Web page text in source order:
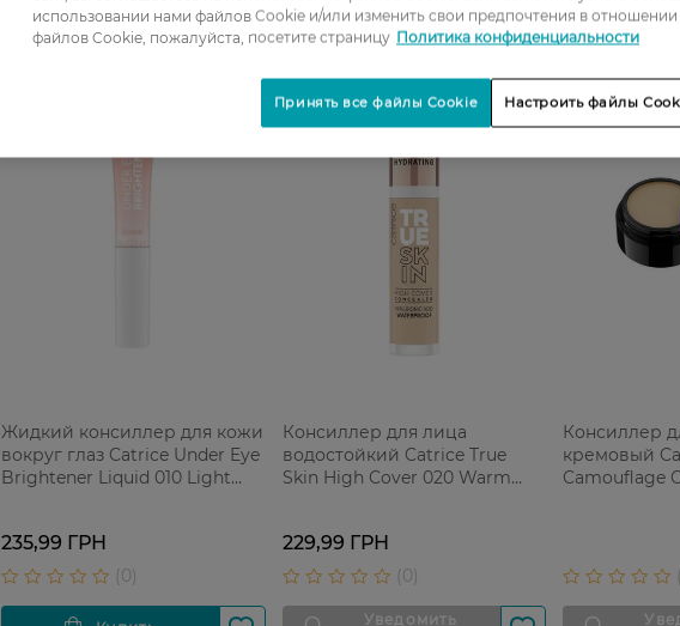
Жидкий консиллер для кожи
вокруг глаз Catrice Under Eye
Brightener Liquid 010 Light
235,99 ГРН
Консиллер для лица
водостойкий Catrice True
Skin High Cover 020 Warm
229,99 ГРН
Консиллер
кремовый
Camouflage
использовании нами файлов Cookie и/или изменить свои предпочтения в отношении
файлов Cookie, пожалуйста, посетите страницу Политика конфиденциальности
Настроить файлы
Принять все файлы Cookie